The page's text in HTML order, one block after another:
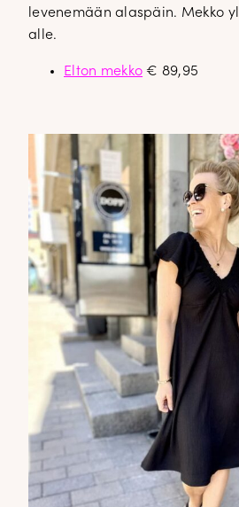
levenemään alaspäin. Mekko
alle.
Elton mekko € 89,95